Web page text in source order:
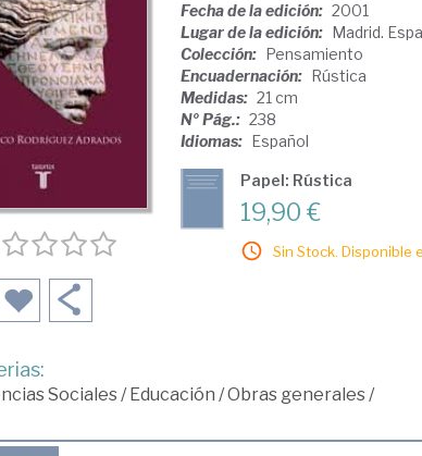
Fecha de la edición: 2001
Lugar de la edición: Madrid.
Colección: Pensamiento
Encuadernación: Rústica
Medidas: 21 cm
Nº Pág.: 238
Idiomas: Español
Papel: Rústica
19,90 €
Sin Stock. Disponible
Sociales/ Educación /Obras generales/